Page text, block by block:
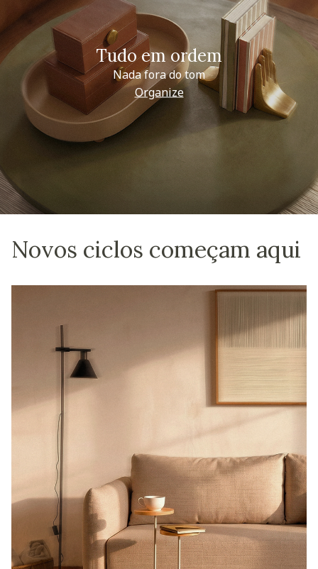
Tudo em ordem
Nada fora do tom
Organize
Novos ciclos começam aqui